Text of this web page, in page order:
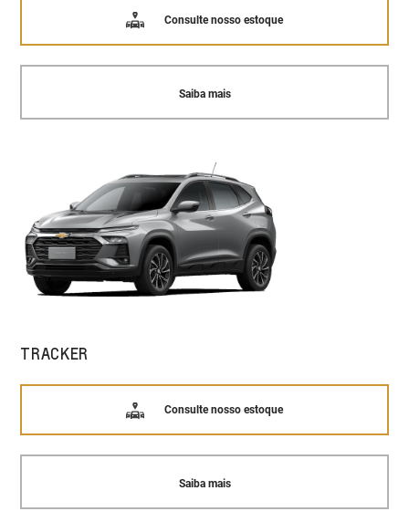
Consulte nosso estoque
Saiba mais
TRACKER
Consulte nosso estoque
Saiba mais